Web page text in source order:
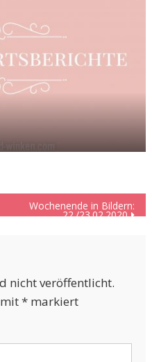
Wochenende in Bildern:
22./23.02.2020
nicht veröffentlicht.
*markiert